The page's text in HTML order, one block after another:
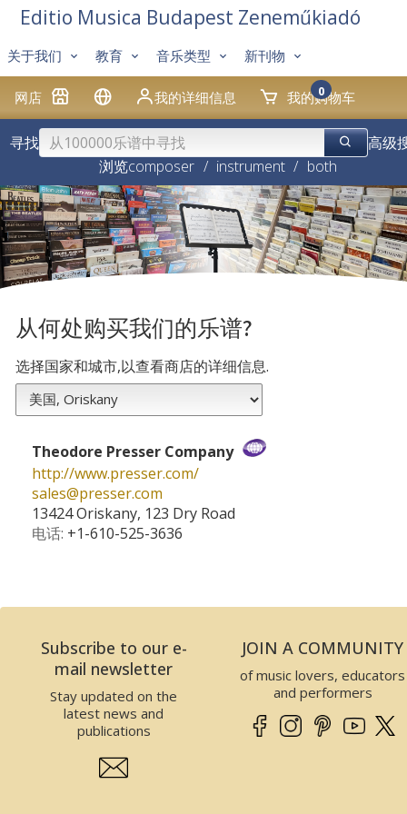
网店 我的详细信息 我的购物车
0
关于我们 教育 音乐类型 新刊物
Editio Musica Budapest Zeneműkiadó
寻找
高级
浏览composer / instrument / both
从何处购买我们的乐谱?
选择国家和城市,以查看商店的详细信息.
Theodore Presser Company
http://www.presser.com/
sales­@­presser.com
13424 Oriskany, 123 Dry Road
电话: +1-610-525-3636
Subscribe to our e-
mail newsletter
Stay updated on the
latest news and
publications
JOIN A COMMUNITY
of music lovers, educators
and performers